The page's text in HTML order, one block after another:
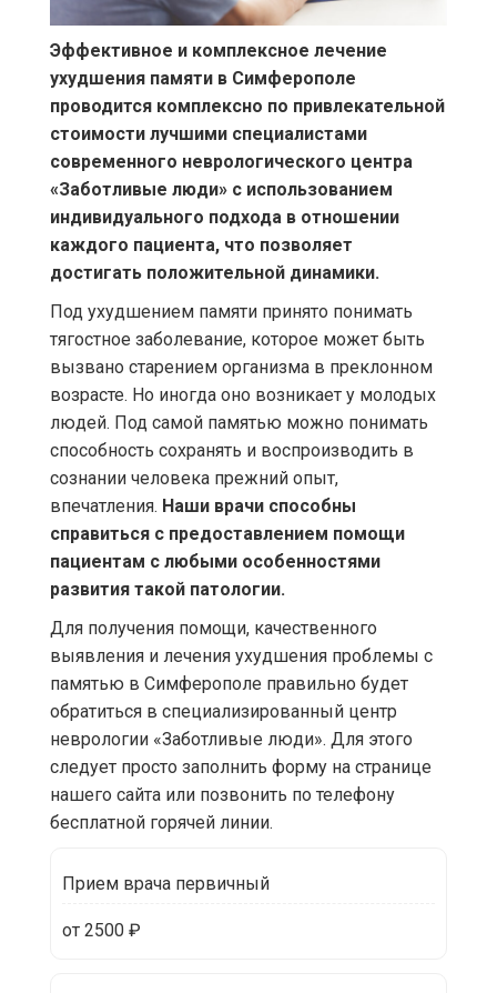
Эффективное и комплексное лечение
ухудшения памяти в Симферополе
проводится комплексно по привлекательной
стоимости лучшими специалистами
современного неврологического центра
«Заботливые люди» с использованием
индивидуального подхода в отношении
каждого пациента, что позволяет
достигать положительной динамики.
Под ухудшением памяти принято понимать
тягостное заболевание, которое может быть
вызвано старением организма в преклонном
возрасте. Но иногда оно возникает у молодых
людей. Под самой памятью можно понимать
способность сохранять и воспроизводить в
сознании человека прежний опыт,
впечатления. Наши врачи способны
справиться с предоставлением помощи
пациентам с любыми особенностями
развития такой патологии.
Для получения помощи, качественного
выявления и лечения ухудшения проблемы с
памятью в Симферополе правильно будет
обратиться в специализированный центр
неврологии «Заботливые люди». Для этого
следует просто заполнить форму на странице
нашего сайта или позвонить по телефону
бесплатной горячей линии.
Прием врача первичный
от 2500 ₽